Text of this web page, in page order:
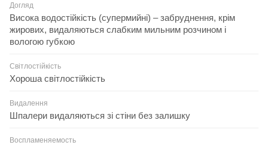
Догляд
Висока водостійкість (супермийні) – забруднення, крім
жирових, видаляються слабким мильним розчином і
вологою губкою
Світлостійкість
Хороша світлостійкість
Видалення
Шпалери видаляються зі стіни без залишку
Воспламеняемость